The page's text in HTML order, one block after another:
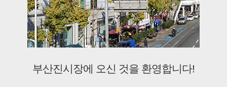
부산진시장에 오신 것을 환영합니다!